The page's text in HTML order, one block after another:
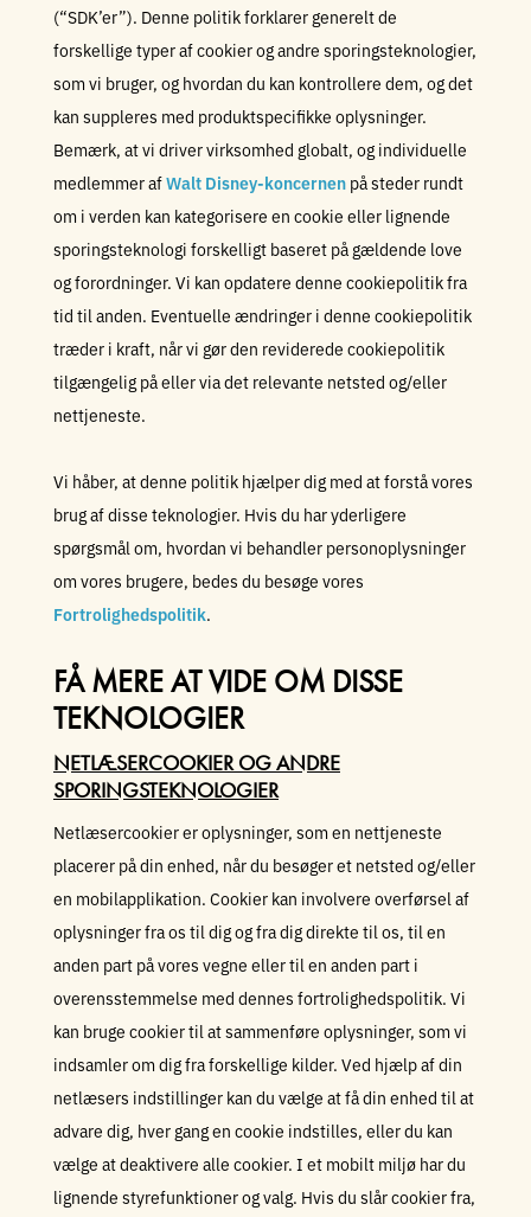
(“SDK’er”). Denne politik forklarer generelt de
forskellige typer af cookier og andre sporingsteknologier,
som vi bruger, og hvordan du kan kontrollere dem, og det
kan suppleres med produktspecifikke oplysninger.
Bemærk, at vi driver virksomhed globalt, og individuelle
medlemmer afWalt Disney-koncernen på steder rundt
om i verden kan kategorisere en cookie eller lignende
sporingsteknologi forskelligt baseret på gældende love
og forordninger. Vi kan opdatere denne cookiepolitik fra
tid til anden. Eventuelle ændringer i denne cookiepolitik
træder i kraft, når vi gør den reviderede cookiepolitik
tilgængelig på eller via det relevante netsted og/eller
nettjeneste.
Vi håber, at denne politik hjælper dig med at forstå vores
brug af disse teknologier. Hvis du har yderligere
spørgsmål om, hvordan vi behandler personoplysninger
om vores brugere, bedes du besøge vores
Fortrolighedspolitik.
FÅ MERE AT VIDE OM DISSE
TEKNOLOGIER
NETLÆSERCOOKIER OG ANDRE
SPORINGSTEKNOLOGIER
Netlæsercookier er oplysninger, som en nettjeneste
placerer på din enhed, når du besøger et netsted og/eller
en mobilapplikation. Cookier kan involvere overførsel af
oplysninger fra os til dig og fra dig direkte til os, til en
anden part på vores vegne eller til en anden part i
overensstemmelse med dennes fortrolighedspolitik. Vi
kan bruge cookier til at sammenføre oplysninger, som vi
indsamler om dig fra forskellige kilder. Ved hjælp af din
netlæsers indstillinger kan du vælge at få din enhed til at
advare dig, hver gang en cookie indstilles, eller du kan
vælge at deaktivere alle cookier. I et mobilt miljø har du
lignende styrefunktioner og valg. Hvis du slår cookier fra,